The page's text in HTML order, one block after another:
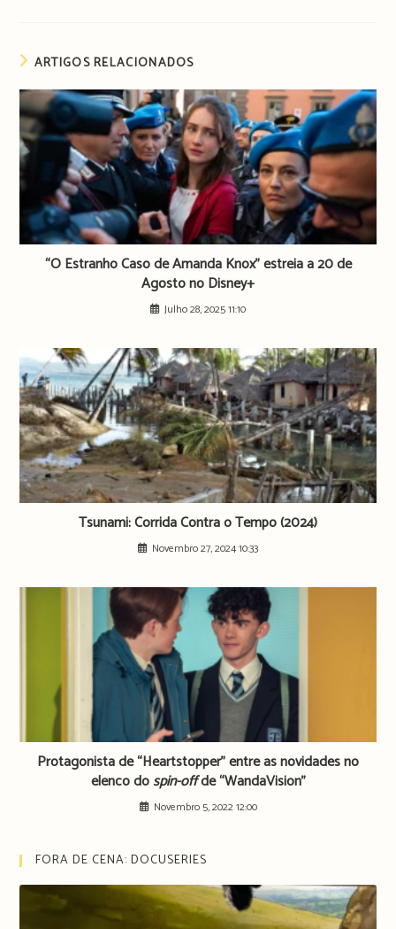
ARTIGOS RELACIONADOS
“O Estranho Caso de Amanda Knox” estreia a 20 de
Agosto no Disney+
Julho 28, 2025 11:10
Tsunami: Corrida Contra o Tempo (2024)
Novembro 27, 2024 10:33
Protagonista de “Heartstopper” entre as novidades no
elenco dospin-offde “WandaVision”
Novembro 5, 2022 12:00
FORA DE CENA: DOCUSERIES